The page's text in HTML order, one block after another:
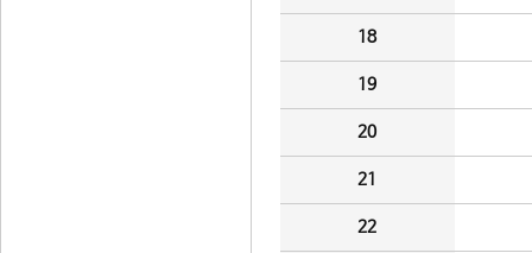
18
19
20
21
22